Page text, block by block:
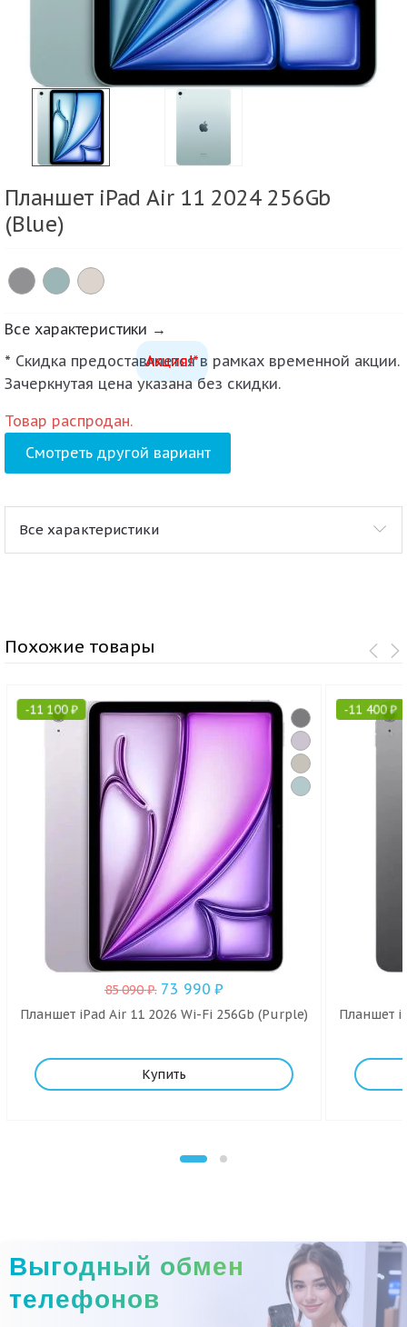
Планшет iPad Air 11 2024 256Gb
(Blue)
Все характеристики →
Акция!*
* Скидка предоставляется в рамках временной акции.
Зачеркнутая цена указана без скидки.
Товар распродан.
Смотреть другой вариант
Все характеристики
Похожие товары
-11 100₽
85 090₽. 73 990₽
Планшет iPad Air 11 2026 Wi-Fi 256Gb (Purple)
Купить
-11 400₽
Планшет
Выгодный обмен
телефонов